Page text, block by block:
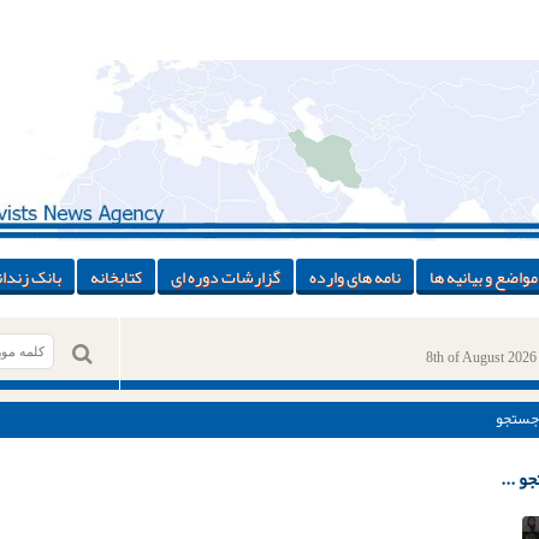
مواضع و بیانیه ها نامه های وارده گزارشات دوره ای کتابخانه بانک
8th of August 2026
...